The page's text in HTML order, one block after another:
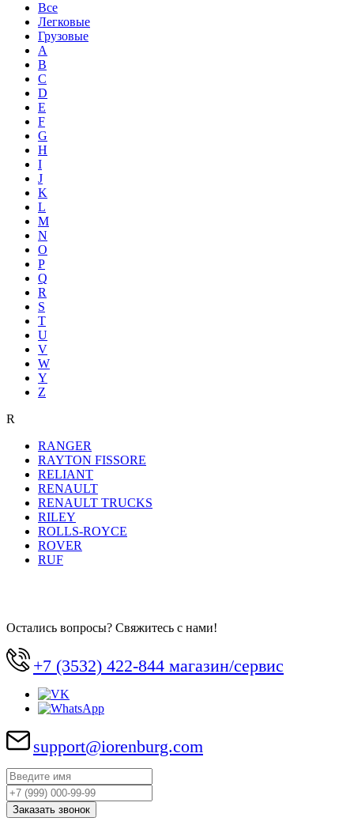
Все
Легковые
Грузовые
A
B
C
D
E
F
G
H
I
J
K
L
M
N
O
P
Q
R
S
T
U
V
W
Y
Z
R
RANGER
RAYTON FISSORE
RELIANT
RENAULT
RENAULT TRUCKS
RILEY
ROLLS-ROYCE
ROVER
RUF
Остались вопросы? Свяжитесь с нами!
+7 (3532) 422-844 магазин/сервис
support@iorenburg.com